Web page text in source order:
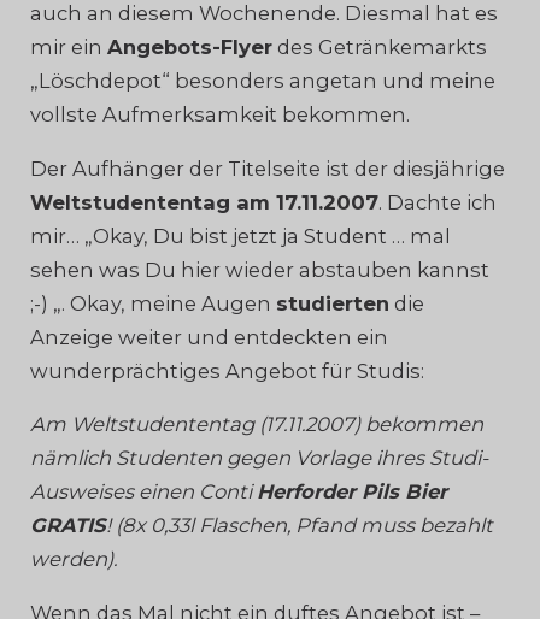
auch an diesem Wochenende. Diesmal hat es
mir ein Angebots-Flyer des Getränkemarkts
„Löschdepot“ besonders angetan und meine
vollste Aufmerksamkeit bekommen.
Der Aufhänger der Titelseite ist der diesjährige
Weltstudententag am 17.11.2007. Dachte ich
mir… „Okay, Du bist jetzt ja Student … mal
sehen was Du hier wieder abstauben kannst
;-) „. Okay, meine Augen studierten die
Anzeige weiter und entdeckten ein
wunderprächtiges Angebot für Studis:
Am Weltstudententag (17.11.2007) bekommen
nämlich Studenten gegen Vorlage ihres Studi-
Ausweises einen ContiHerforder Pils Bier
GRATIS! (8x 0,33l Flaschen, Pfand muss bezahlt
werden).
Wenn das Mal nicht ein duftes Angebot ist –